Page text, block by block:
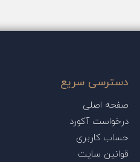
دسترسی سریع
صفحه اصلی
درخواست آکورد
حساب کاربری
قوانین سایت